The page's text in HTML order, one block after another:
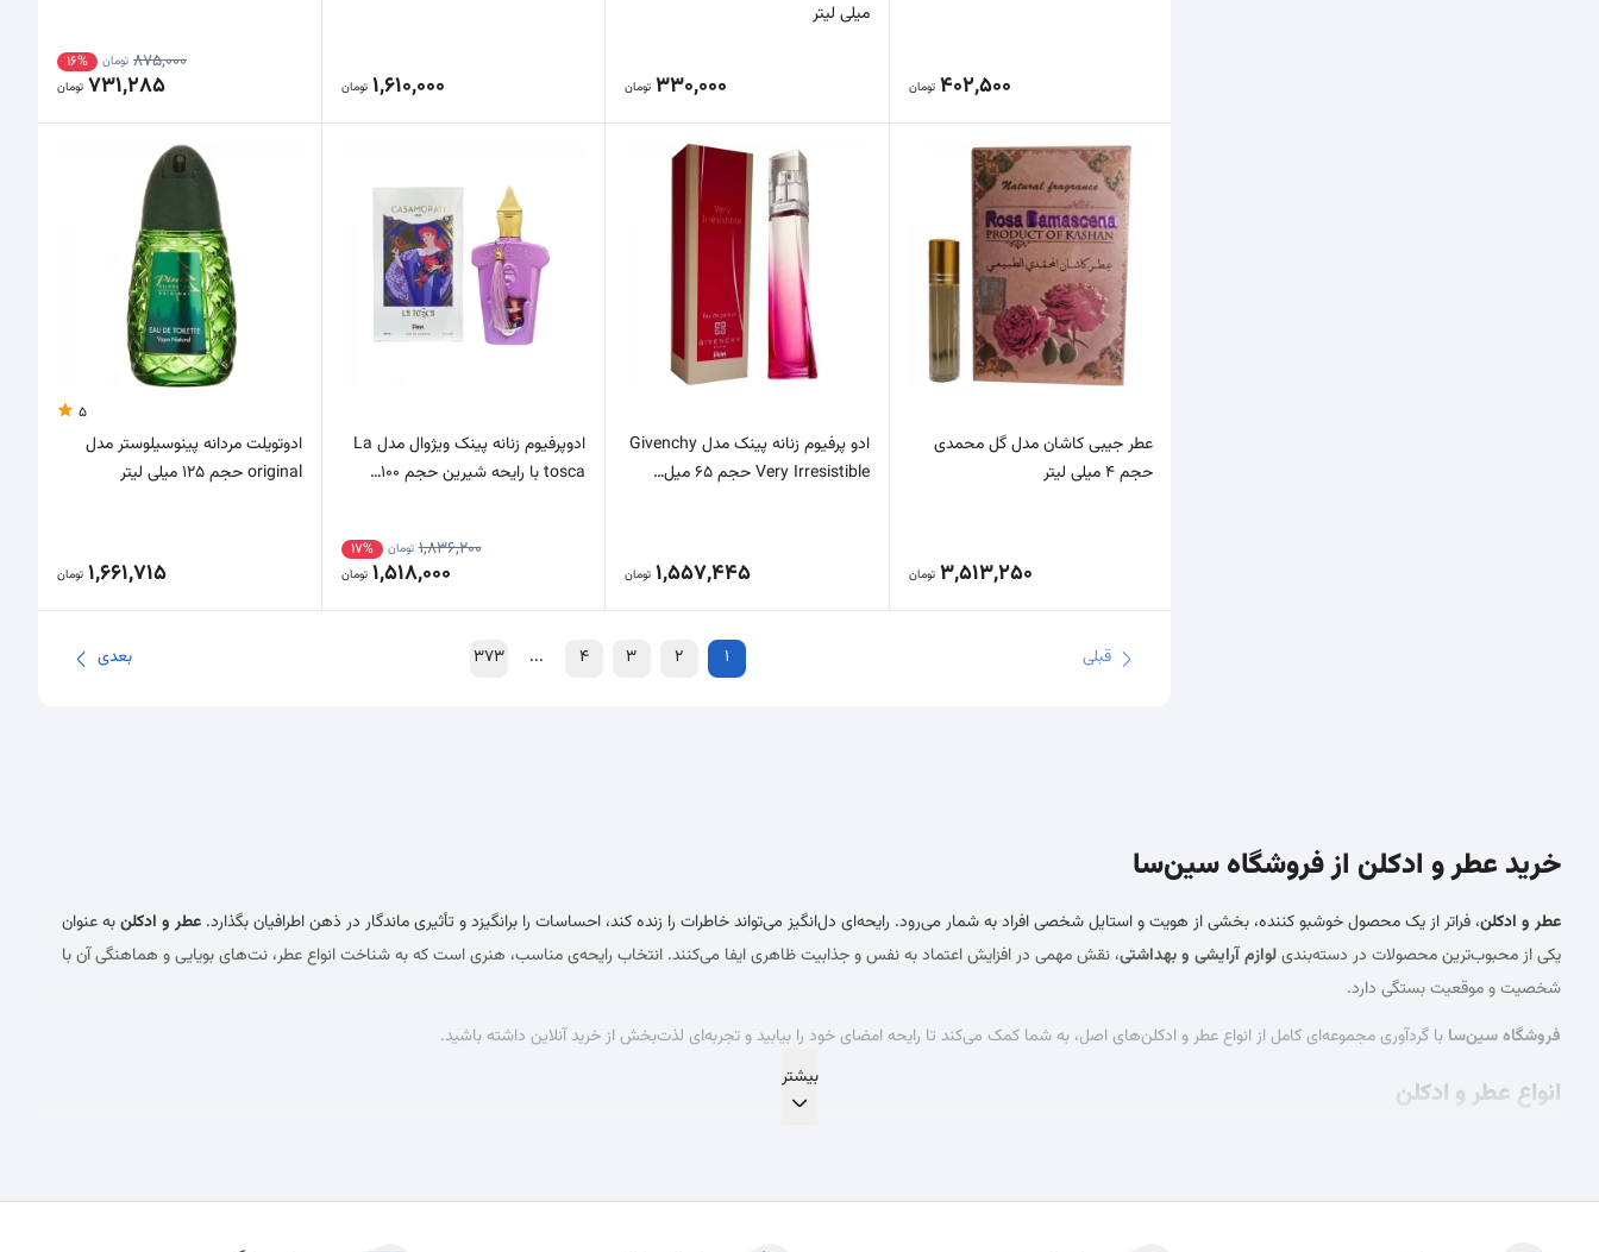
402,500 تومان
میلی لیتر
330,000 تومان 1,610,000 تومان
875,000 تومان 16%
731,285 تومان
عطر جیبی کاشان مدل گل محمدی
حجم 4 میلی لیتر
3,513,250 تومان
ادو پرفیوم زنانه پینک مدل Givenchy
Very Irresistible حجم 65 میل…
1,557,445 تومان
ادوپرفیوم زنانه پینک ویژوال مدل La
tosca با رایحه شیرین حجم 100…
1,836,200 تومان 17%
1,518,000 تومان
5
ادوتویلت مردانه پینوسیلوستر مدل
original حجم 125 میلی لیتر
1,661,715 تومان
قبلی 1
2
3
4
...
373 بعدی
خرید عطر و ادکلن از فروشگاه سین‌سا
عطر و ادکلن، فراتر از یک محصول خوشبو کننده، بخشی از هویت و استایل شخصی افراد به شمار می‌رود. رایحه‌ای دل‌انگیز می‌تواند خاطرات را زنده کند، احساسات را برانگیزد و تأثیری ماندگار در ذهن اطرافیان بگذارد. عطر و ادکلنبه عنوان
یکی از محبوب‌ترین محصولات در دسته‌بندیلوازم آرایشی و بهداشتی، نقش مهمی در افزایش اعتماد به نفس و جذابیت ظاهری ایفا می‌کنند. انتخاب رایحه‌ی مناسب، هنری است که به شناخت انواع عطر، نت‌های بویایی و هماهنگی آن با
شخصیت و موقعیت بستگی دارد.
فروشگاه سین‌سا با گردآوری مجموعه‌ای کامل از انواع عطر و ادکلن‌های اصل، به شما کمک می‌کند تا رایحه امضای خود را بیابید و تجربه‌ای لذت‌بخش از خرید آنلاین داشته باشید.
انواع عطر و ادکلن